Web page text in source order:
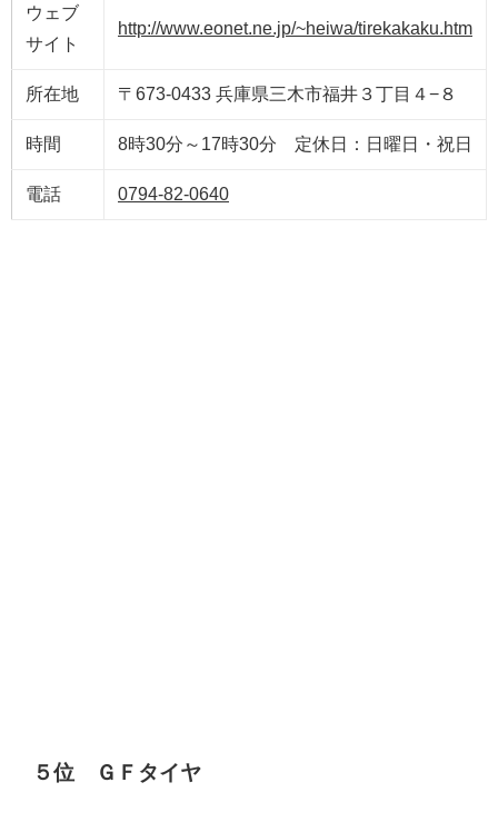
ウェブ
サイト
http://www.eonet.ne.jp/~heiwa/tirekakaku.htm
所在地 〒673-0433 兵庫県三木市福井３丁目４−８
時間 8時30分～17時30分 定休日：日曜日・祝日
電話 0794-82-0640
５位 ＧＦタイヤ